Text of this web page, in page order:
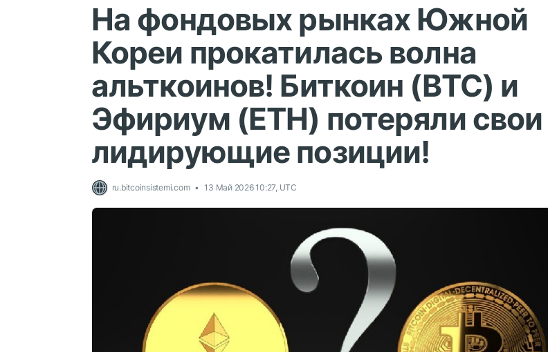
На фондовых рынках Южной
Кореи прокатилась волна
альткоинов! Биткоин (BTC) и
Эфириум (ETH) потеряли свои
лидирующие позиции!
ru.bitcoinsistemi.com 13 Май 2026 10:27, UTC